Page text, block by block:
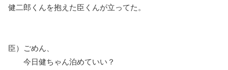
健二郎くんを抱えた臣くんが立ってた。
臣）ごめん、
今日健ちゃん泊めていい？